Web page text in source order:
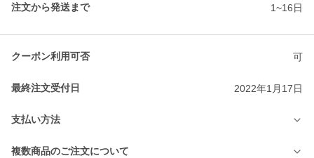
注文から発送まで 1~16日
クーポン利用可否 可
最終注文受付日 2022年1月17日
支払い方法
複数商品のご注文について